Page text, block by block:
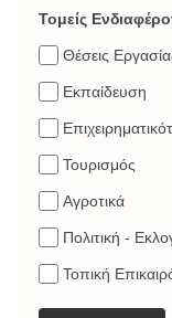
Τομείς
Θέσεις
Εκπαίδευση
Τουρισμός
Αγροτικά
Πολιτική -
Τοπική